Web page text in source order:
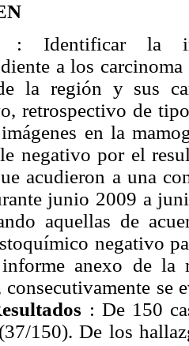
: Identificar la
a los
la región y sus
retrospectivo de
en la
negativo por el
acudieron a una
junio 2009 a
aquellas de
negativo
anexo de la
consecutivamente
: De 150
150). De los